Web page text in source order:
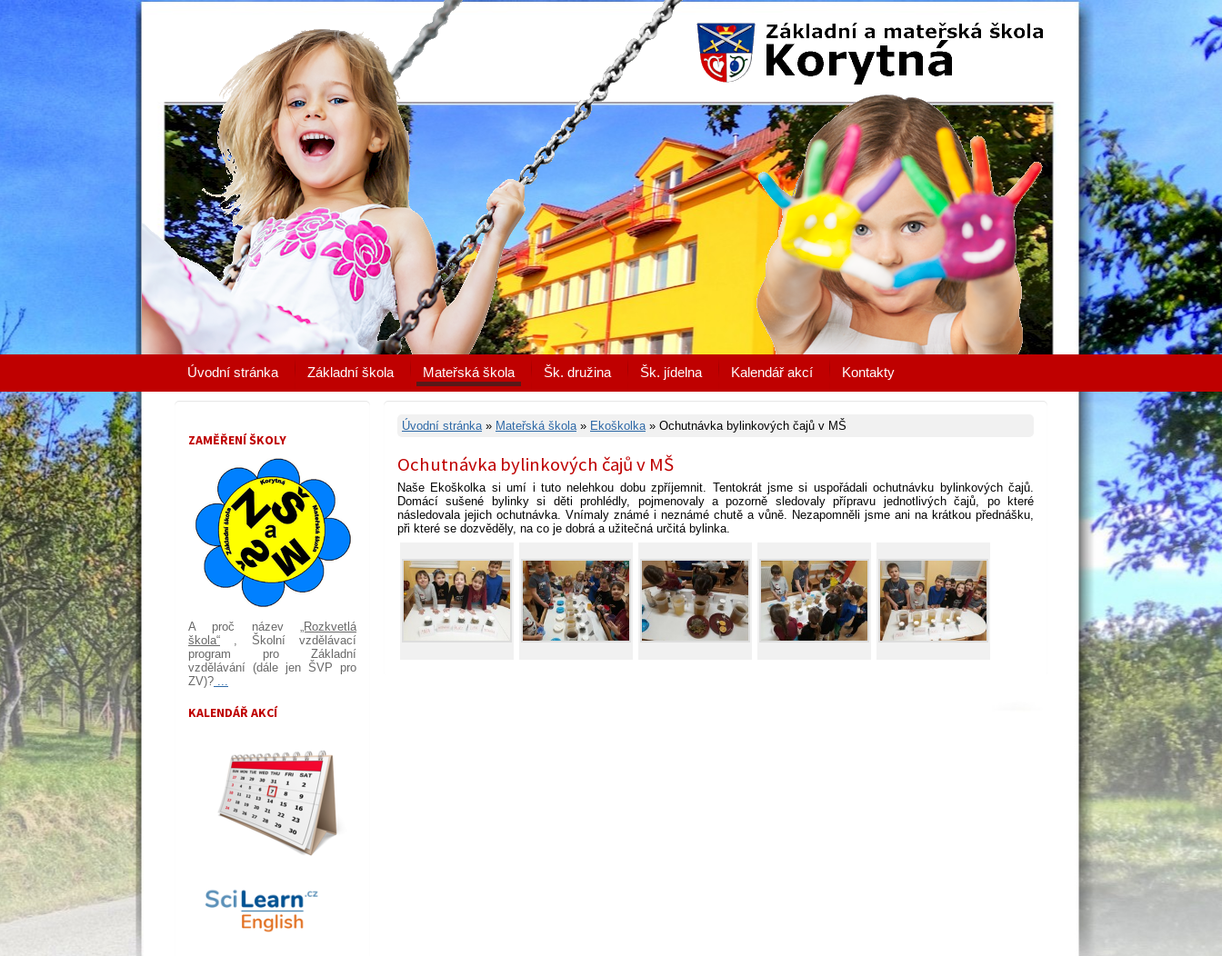
Úvodní stránka Základní škola Mateřská škola Šk. družina Šk. jídelna Kalendář akcí Kontakty
Úvodní stránka» Mateřská škola» Ekoškolka» Ochutnávka bylinkových čajů v MŠ
Ochutnávka bylinkových čajů v MŠ
Naše Ekoškolka si umí i tuto nelehkou dobu zpříjemnit. Tentokrát jsme si uspořádali ochutnávku bylinkových čajů.
Domácí sušené bylinky si děti prohlédly, pojmenovaly a pozorně sledovaly přípravu jednotlivých čajů, po které
následovala jejich ochutnávka. Vnímaly známé i neznámé chutě a vůně. Nezapomněli jsme ani na krátkou přednášku,
při které se dozvěděly, na co je dobrá a užitečná určitá bylinka.
ZAMĚŘENÍ ŠKOLY
A proč název
„Rozkvetlá
škola“ , Školní vzdělávací
program pro Základní
vzdělávání (dále jen ŠVP pro
ZV)?
KALENDÁŘ AKCÍ